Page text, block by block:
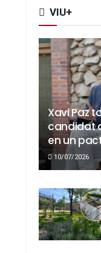
VIU+
Xavi Paz
candidat
en un
10/07/2026